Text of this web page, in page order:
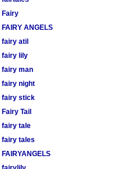
Fairy
FAIRY ANGELS
fairy atil
fairy lily
fairy man
fairy night
fairy stick
Fairy Tail
fairy tale
fairy tales
FAIRYANGELS